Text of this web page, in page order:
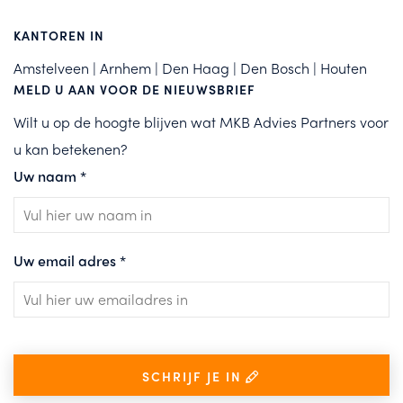
KANTOREN IN
Amstelveen | Arnhem | Den Haag | Den Bosch | Houten
MELD U AAN VOOR DE NIEUWSBRIEF
Wilt u op de hoogte blijven wat MKB Advies Partners voor
u kan betekenen?
Uw naam *
Uw email adres*
SCHRIJF JE IN